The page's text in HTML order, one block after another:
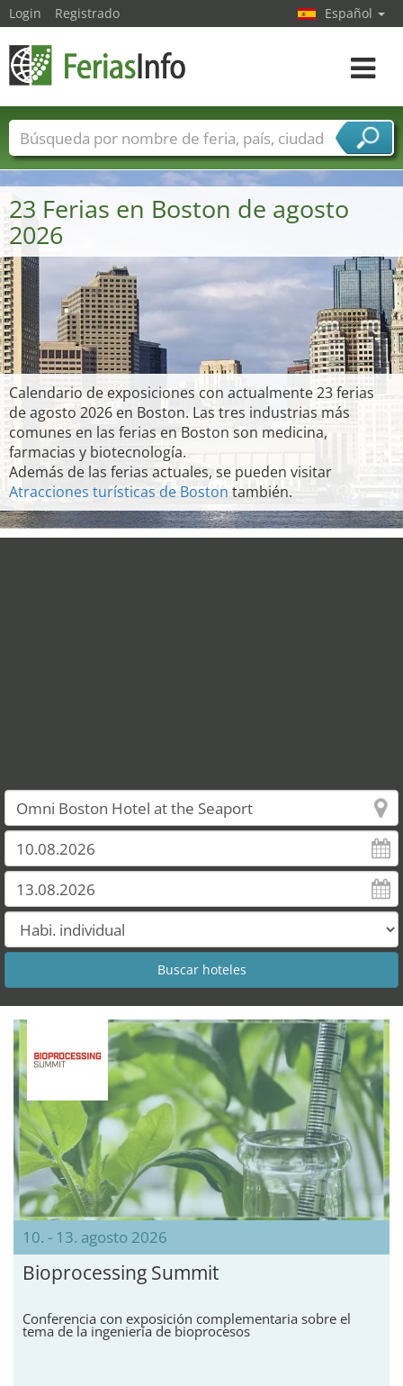
23 Ferias en Boston de agosto
2026
Calendario de exposiciones con actualmente 23 ferias
de agosto 2026 en Boston. Las tres industrias más
comunes en las ferias en Boston son medicina,
farmacias y biotecnología.
Además de las ferias actuales, se pueden visitar
Atracciones turísticas de Boston también.
10. - 13. agosto 2026
Bioprocessing Summit
Conferencia con exposición complementaria sobre el
tema de la ingeniería de bioprocesos
Login Registrado Español
toggle
Nombres de ferias Países
Ciudades
Sectores de ferias
Sectores de proveedor de servicios